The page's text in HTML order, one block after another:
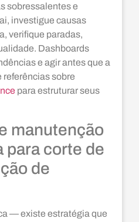
sobressalentes e
investigue causas
verifique paradas,
Dashboards
e agir antes que a
referências sobre
para estruturar seus
manutenção
para corte de
de
— existe estratégia que